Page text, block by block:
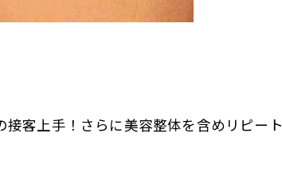
客上手！さらに美容整体を含めリピー